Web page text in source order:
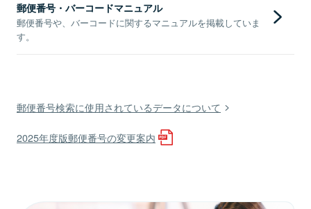
郵便番号・バーコードマニュアル
郵便番号や、バーコードに関するマニュアルを掲載していま
す。
郵便番号検索に使用されているデータについて
2025年度版郵便番号の変更案内